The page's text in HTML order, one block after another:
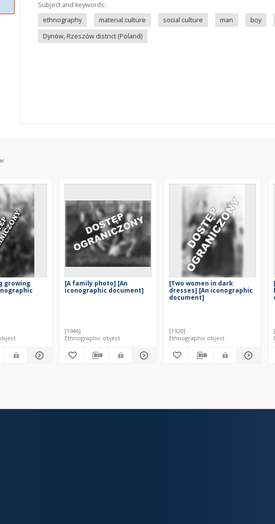
Subject and keywords:
ethnography
material culture social culture man boy
Dynów, Rzeszów district (Poland)
growing
[A family photo] [An
iconographic document]
[1946]
Ethnographic object
[Two women in dark
dresses] [An iconographic
document]
[1920]
Ethnographic object